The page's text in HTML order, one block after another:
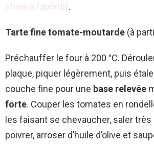
show à l’apéritif.
Tarte fine tomate-moutarde (à
Préchauffer le four à 200 °C.
plaque, piquer légèrement, puis
couche fine pour une base relevée
forte. Couper les tomates en
les faisant se chevaucher, saler
poivrer, arroser d’huile d’olive et